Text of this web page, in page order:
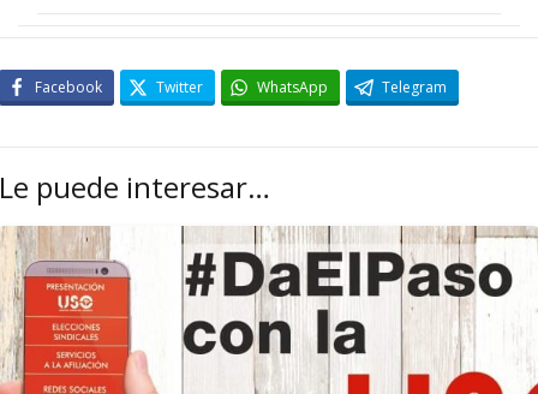
Facebook Twitter WhatsApp Telegram
Le puede interesar…